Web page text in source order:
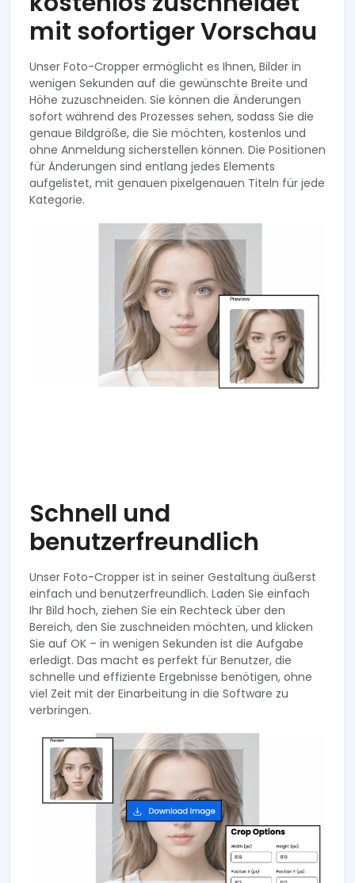
mit sofortiger Vorschau
Unser Foto-Cropper ermöglicht es Ihnen, Bilder in
wenigen Sekunden auf die gewünschte Breite und
Höhe zuzuschneiden. Sie können die Änderungen
sofort während des Prozesses sehen, sodass Sie die
genaue Bildgröße, die Sie möchten, kostenlos und
ohne Anmeldung sicherstellen können. Die Positionen
für Änderungen sind entlang jedes Elements
aufgelistet, mit genauen pixelgenauen Titeln für jede
Kategorie.
Schnell und
benutzerfreundlich
Unser Foto-Cropper ist in seiner Gestaltung äußerst
einfach und benutzerfreundlich. Laden Sie einfach
Ihr Bild hoch, ziehen Sie ein Rechteck über den
Bereich, den Sie zuschneiden möchten, und klicken
Sie auf OK – in wenigen Sekunden ist die Aufgabe
erledigt. Das macht es perfekt für Benutzer, die
schnelle und effiziente Ergebnisse benötigen, ohne
viel Zeit mit der Einarbeitung in die Software zu
verbringen.